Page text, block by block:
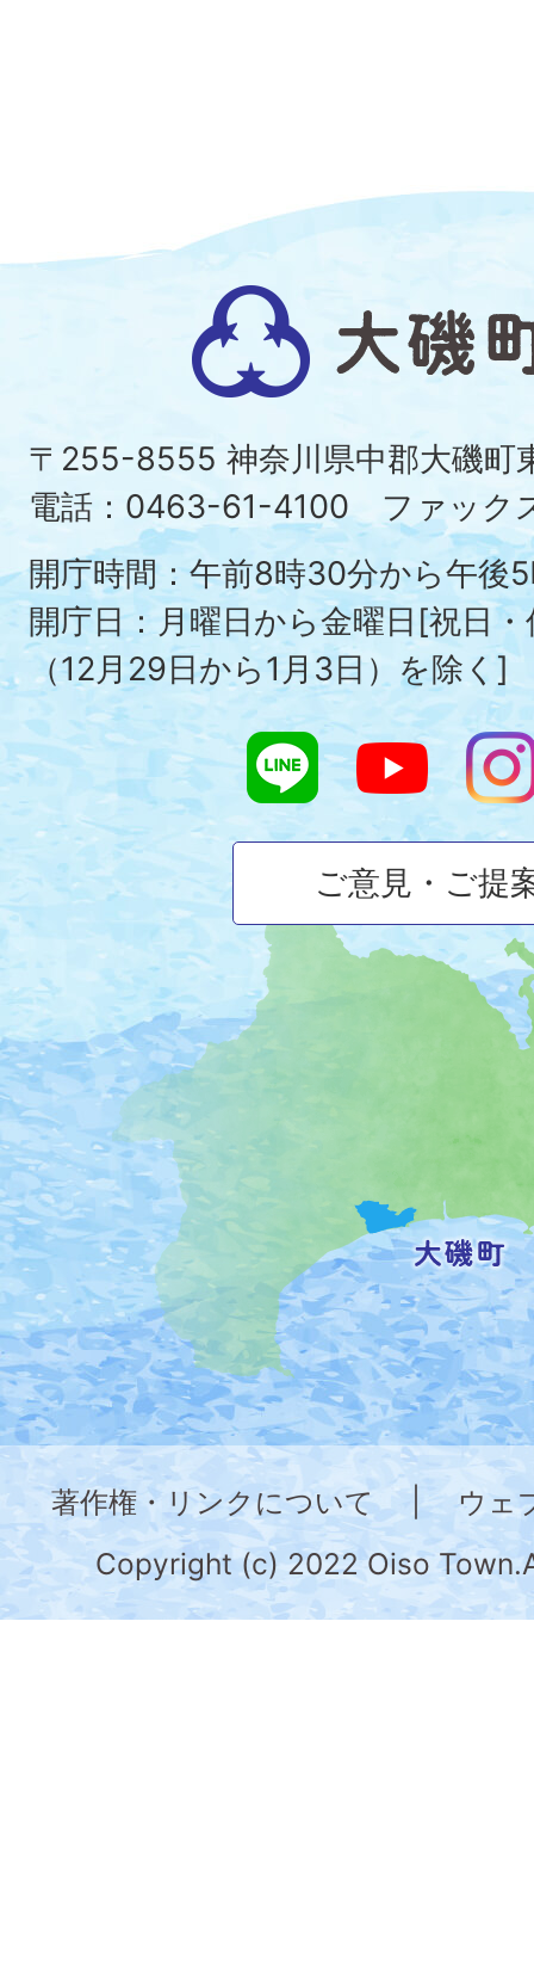
磯
町
の
位
置
を
記
し
た
地
図。
神
奈
川
県
の
大
磯
町
〒255-8555 神奈川県中郡大磯
電話：0463-61-4100 ファック
開庁時間：午前8時30分から午後
開庁日：月曜日から金曜日[祝日
（12月29日から1月3日）を除く]
ご意見・ご提
著作権・リンクについて
ウェ
Copyright (c) 2022 Oiso